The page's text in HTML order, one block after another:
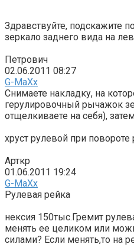
Здравствуйте, подскажите
зеркало заднего вида на
Петрович
02.06.2011 08:27
G-MaXx
Снимаете накладку, на
герулировочный рычажок
отщелкиваете на себя),
хруст рулевой при повороте
Арткр
01.06.2011 19:24
G-MaXx
Рулевая рейка
нексия 150тыс.Гремит
менять ее целиком или
силами? Если менять,то на